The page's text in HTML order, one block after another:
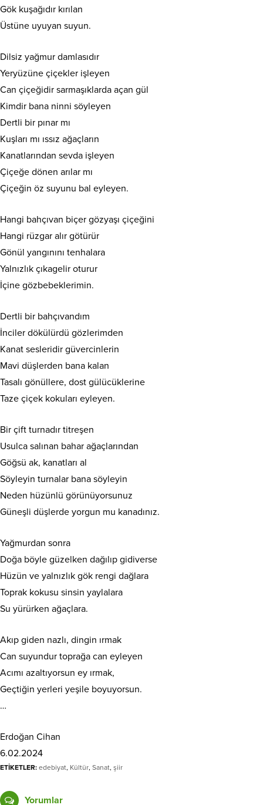
Gök kuşağıdır kırılan
Üstüne uyuyan suyun.
Dilsiz yağmur damlasıdır
Yeryüzüne çiçekler işleyen
Can çiçeğidir sarmaşıklarda açan gül
Kimdir bana ninni söyleyen
Dertli bir pınar mı
Kuşları mı ıssız ağaçların
Kanatlarından sevda işleyen
Çiçeğe dönen arılar mı
Çiçeğin öz suyunu bal eyleyen.
Hangi bahçıvan biçer gözyaşı çiçeğini
Hangi rüzgar alır götürür
Gönül yangınını tenhalara
Yalnızlık çıkagelir oturur
İçine gözbebeklerimin.
Dertli bir bahçıvandım
İnciler dökülürdü gözlerimden
Kanat sesleridir güvercinlerin
Mavi düşlerden bana kalan
Tasalı gönüllere, dost gülücüklerine
Taze çiçek kokuları eyleyen.
Bir çift turnadır titreşen
Usulca salınan bahar ağaçlarından
Göğsü ak, kanatları al
Söyleyin turnalar bana söyleyin
Neden hüzünlü görünüyorsunuz
Güneşli düşlerde yorgun mu kanadınız.
Yağmurdan sonra
Doğa böyle güzelken dağılıp gidiverse
Hüzün ve yalnızlık gök rengi dağlara
Toprak kokusu sinsin yaylalara
Su yürürken ağaçlara.
Akıp giden nazlı, dingin ırmak
Can suyundur toprağa can eyleyen
Acımı azaltıyorsun ey ırmak,
Geçtiğin yerleri yeşile boyuyorsun.
…
Erdoğan Cihan
6.02.2024
ETİKETLER: edebiyat, Kültür, Sanat, şiir
Yorumlar